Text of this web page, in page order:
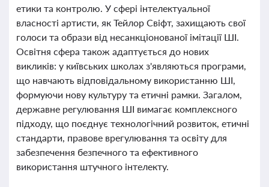
етики та контролю. У сфері інтелектуальної
власності артисти, як Тейлор Свіфт, захищають свої
голоси та образи від несанкціонованої імітації ШІ.
Освітня сфера також адаптується до нових
викликів: у київських школах з'являються програми,
що навчають відповідальному використанню ШІ,
формуючи нову культуру та етичні рамки. Загалом,
державне регулювання ШІ вимагає комплексного
підходу, що поєднує технологічний розвиток, етичні
стандарти, правове врегулювання та освіту для
забезпечення безпечного та ефективного
використання штучного інтелекту.